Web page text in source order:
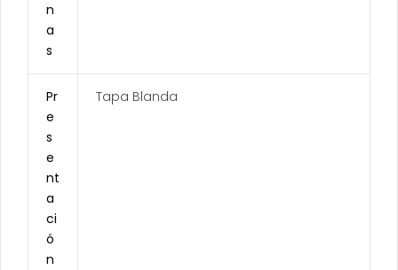
n
a
s
Pr
e
s
e
nt
a
ci
ó
n
Tapa Blanda